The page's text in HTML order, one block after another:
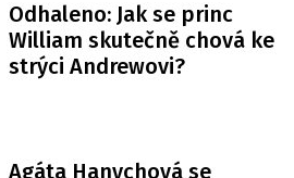
Odhaleno: Jak se princ
William skutečně chová ke
strýci Andrewovi?
Agáta Hanychová se